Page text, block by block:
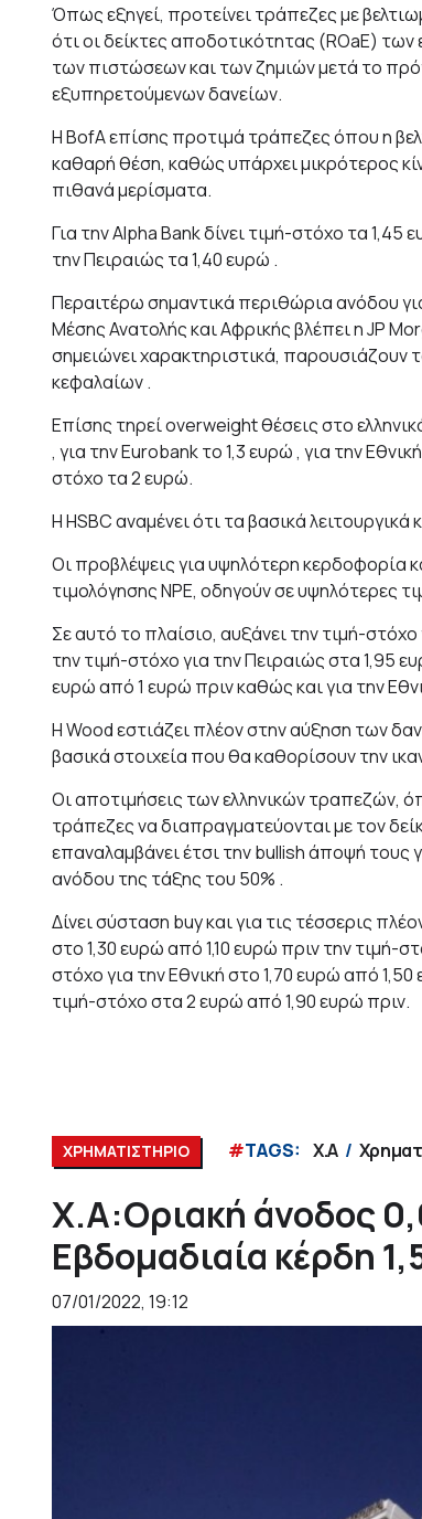
Όπως εξηγεί, προτείνει τράπεζες με
ότι οι δείκτες αποδοτικότητας (ROaE)
των πιστώσεων και των ζημιών μετά το
εξυπηρετούμενων δανείων.
Η BofA επίσης προτιμά τράπεζες όπου η
καθαρή θέση, καθώς υπάρχει μικρότερος
πιθανά μερίσματα.
Για την Alpha Βank δίνει τιμή-στόχο τα 1,45
την Πειραιώς τα 1,40 ευρώ .
Περαιτέρω σημαντικά περιθώρια ανόδου
Μέσης Ανατολής και Αφρικής βλέπει η JP
σημειώνει χαρακτηριστικά,
κεφαλαίων .
Επίσης τηρεί overweight θέσεις στο
, για την Eurobank το 1,3 ευρώ , για την
στόχο τα 2 ευρώ.
Η HSBC αναμένει ότι τα βασικά
Οι προβλέψεις για υψηλότερη κερδοφορία
τιμολόγησης NPE, οδηγούν σε υψηλότερες
Σε αυτό το πλαίσιο, αυξάνει την τιμή-
την τιμή-στόχο για την Πειραιώς στα 1,95
ευρώ από 1 ευρώ πριν καθώς και για την
Η Wood εστιάζει πλέον στην αύξηση των
βασικά στοιχεία που θα καθορίσουν την
Οι αποτιμήσεις των ελληνικών τραπεζών,
τράπεζες να διαπραγματεύονται με τον
επαναλαμβάνει έτσι την bullish άποψή τους
ανόδου της τάξης του 50% .
Δίνει σύσταση buy και για τις τέσσερις
στο 1,30 ευρώ από 1,10 ευρώ πριν την τιμή-
στόχο για την Εθνική στο 1,70 ευρώ από
τιμή-στόχο στα 2 ευρώ από 1,90 ευρώ πριν.
ΧΡΗΜΑΤΙΣΤΗΡΙΟ #TAGS: Χ.Α
Χ.Α:Οριακή άνοδος
Εβδομαδιαία κέρδη
07/01/2022, 19:12